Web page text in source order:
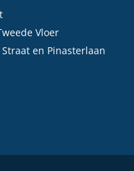
Vloer
en Pinasterlaan